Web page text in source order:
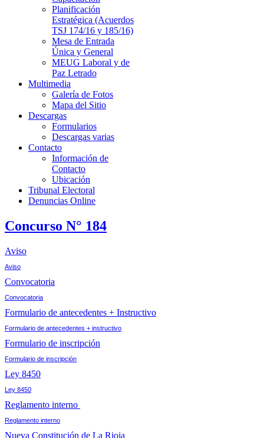
Planificación
Estratégica (Acuerdos
TSJ 174/16 y 185/16)
Mesa de Entrada
Única y General
MEUG Laboral y de
Paz Letrado
Multimedia
Galería de Fotos
Mapa del Sitio
Descargas
Formularios
Descargas varias
Contacto
Información de
Contacto
Ubicación
Tribunal Electoral
Denuncias Online
Concurso N° 184
Aviso
Aviso
Convocatoria
Convocatoria
Formulario de antecedentes + Instructivo
Formulario de antecedentes + instructivo
Formulario de inscripción
Formulario de inscripción
Ley 8450
Ley 8450
Reglamento interno
Reglamento interno
Nueva Constitución de La Rioja